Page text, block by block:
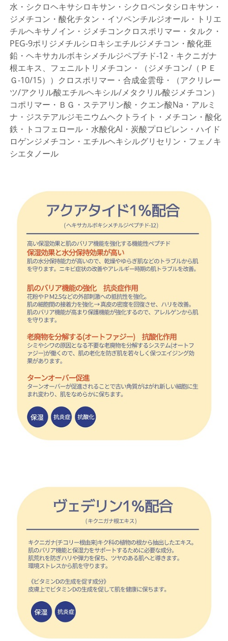
水・シクロヘキサシロキサン・シクロペンタシロキサン・
ジメチコン・酸化チタン・イソペンチルジオール・トリエ
チルヘキサノイン・ジメチコンクロスポリマー・タルク・
PEG-9ポリジメチルシロキシエチルジメチコン・酸化亜
鉛・ヘキサカルボキシメチルジペプチド-12・キクニガナ
根エキス、フェニルトリメチコン・（ジメチコン/（ＰＥ
Ｇ-10/15））クロスポリマー・合成金雲母・（アクリレー
ツ/アクリル酸エチルヘキシル/メタクリル酸ジメチコン）
コポリマー・ＢＧ・ステアリン酸・クエン酸Na・アルミ
ナ・ジステアルジモニウムヘクトライト・メチコン・酸化
鉄・トコフェロール・水酸化Al・炭酸プロピレン・ハイド
ロゲンジメチコン・エチルヘキシルグリセリン・フェノキ
シエタノール